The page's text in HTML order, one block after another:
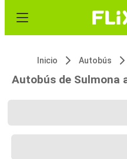
Inicio Autobús
Autobús de Sulmona